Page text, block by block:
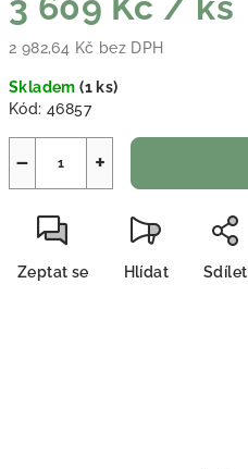
2 982,64 Kč bez DPH
Skladem(1 ks)
Kód: 46857
+
−
Zeptat se Hlídat Sdílet